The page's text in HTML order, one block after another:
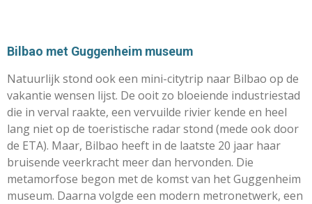
Bilbao met Guggenheim museum
Natuurlijk stond ook een mini-citytrip naar Bilbao op de
vakantie wensen lijst. De ooit zo bloeiende industriestad
die in verval raakte, een vervuilde rivier kende en heel
lang niet op de toeristische radar stond (mede ook door
de ETA). Maar, Bilbao heeft in de laatste 20 jaar haar
bruisende veerkracht meer dan hervonden. Die
metamorfose begon met de komst van het Guggenheim
museum. Daarna volgde een modern metronetwerk, een